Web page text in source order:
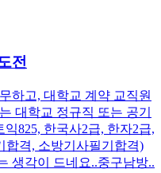
전
하고, 대학교 계약 교직원
대학교 정규직 또는 공기
825, 한국사2급, 한자2급,
합격, 소방기사필기합격)
생각이 드네요..중구남방..